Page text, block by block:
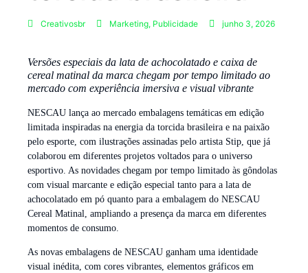
Creativosbr Marketing, Publicidade junho 3, 2026
Versões especiais da lata de achocolatado e caixa de
cereal matinal da marca chegam por tempo limitado ao
mercado com experiência imersiva e visual vibrante
NESCAU lança ao mercado embalagens temáticas em edição
limitada inspiradas na energia da torcida brasileira e na paixão
pelo esporte, com ilustrações assinadas pelo artista Stip, que já
colaborou em diferentes projetos voltados para o universo
esportivo. As novidades chegam por tempo limitado às gôndolas
com visual marcante e edição especial tanto para a lata de
achocolatado em pó quanto para a embalagem do NESCAU
Cereal Matinal, ampliando a presença da marca em diferentes
momentos de consumo.
As novas embalagens de NESCAU ganham uma identidade
visual inédita, com cores vibrantes, elementos gráficos em